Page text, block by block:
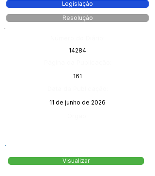
Legislação
Resolução
14284
161
11 de junho de 2026
Visualizar